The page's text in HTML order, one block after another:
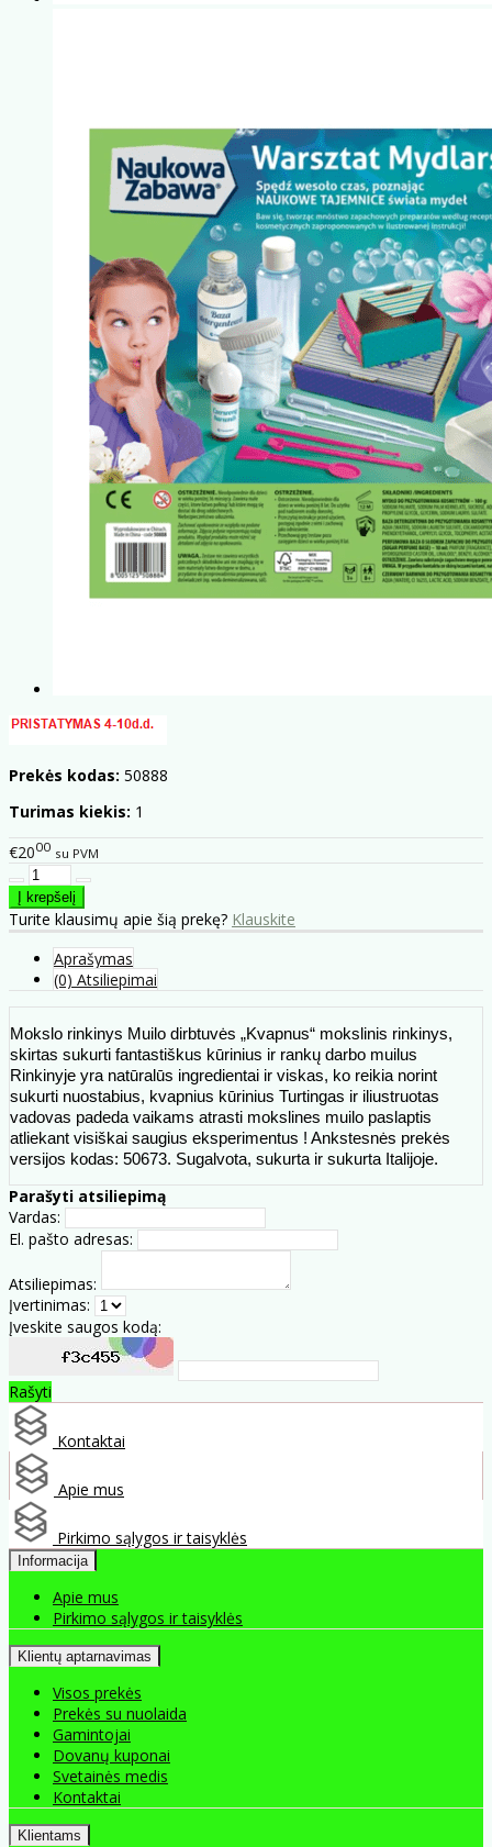
Prekės kodas: 50888
Turimas kiekis: 1
€2000 su PVM
Turite klausimų apie šią prekę? Klauskite
Aprašymas
(0) Atsiliepimai
Mokslo rinkinys Muilo dirbtuvės „Kvapnus“ mokslinis rinkinys,
skirtas sukurti fantastiškus kūrinius ir rankų darbo muilus
Rinkinyje yra natūralūs ingredientai ir viskas, ko reikia norint
sukurti nuostabius, kvapnius kūrinius Turtingas ir iliustruotas
vadovas padeda vaikams atrasti mokslines muilo paslaptis
atliekant visiškai saugius eksperimentus ! Ankstesnės prekės
versijos kodas: 50673. Sugalvota, sukurta ir sukurta Italijoje.
Parašyti atsiliepimą
Vardas:
El. pašto adresas:
Atsiliepimas:
Įvertinimas:
Įveskite saugos kodą:
Rašyti
Kontaktai
Apie mus
Pirkimo sąlygos ir taisyklės
Informacija
Apie mus
Pirkimo sąlygos ir taisyklės
Klientų aptarnavimas
Visos prekės
Prekės su nuolaida
Gamintojai
Dovanų kuponai
Svetainės medis
Kontaktai
Klientams